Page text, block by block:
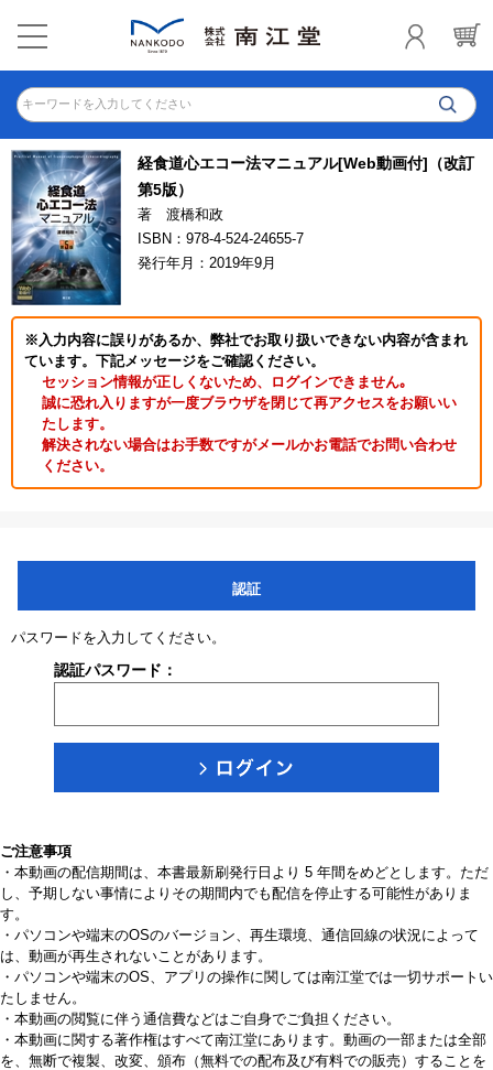
キーワードを入力してください
経食道心エコー法マニュアル[Web動画付]（改訂
第5版）
著 渡橋和政
ISBN：978-4-524-24655-7
発行年月：2019年9月
※入力内容に誤りがあるか、弊社でお取り扱いできない内容が含まれ
ています。下記メッセージをご確認ください。
セッション情報が正しくないため、ログインできません｡
誠に恐れ入りますが一度ブラウザを閉じて再アクセスをお願いい
たします。
解決されない場合はお手数ですがメールかお電話でお問い合わせ
ください。
認証
パスワードを入力してください。
認証パスワード：
ご注意事項
・本動画の配信期間は、本書最新刷発行日より 5 年間をめどとします。ただ
し、予期しない事情によりその期間内でも配信を停止する可能性がありま
す。
・パソコンや端末のOSのバージョン、再生環境、通信回線の状況によって
は、動画が再生されないことがあります。
・パソコンや端末のOS、アプリの操作に関しては南江堂では一切サポートい
たしません。
・本動画の閲覧に伴う通信費などはご自身でご負担ください。
・本動画に関する著作権はすべて南江堂にあります。動画の一部または全部
を、無断で複製、改変、頒布（無料での配布及び有料での販売）することを